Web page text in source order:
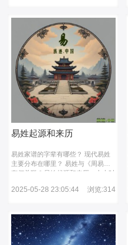
易姓起源和来历
易姓家谱的字辈有哪些？ 现代易姓
主要分布在哪里？ 易姓与《周易》
有何关联？易姓起源和来历。上古时
河北易县），属黄帝后裔。该部落在
易水为氏，形成中国最古老的易姓。
2025-05-28 23:05:44 浏览:314